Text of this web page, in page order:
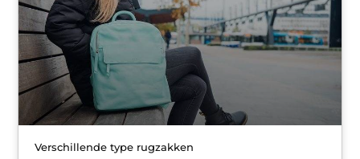
Verschillende type rugzakken